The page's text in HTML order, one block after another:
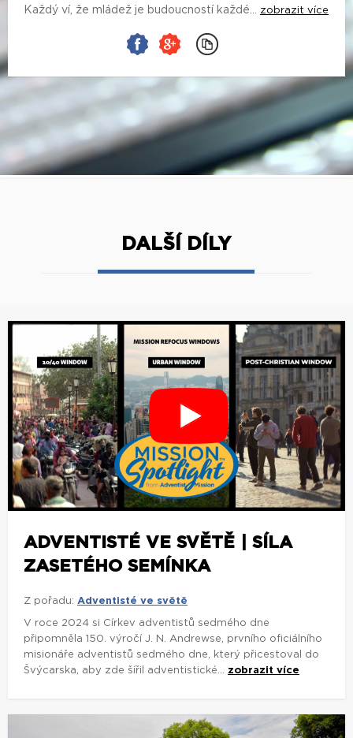
Každý ví, že mládež je budoucností každé... zobrazit více
DALŠÍ DÍLY
ADVENTISTÉ VE SVĚTĚ | SÍLA
ZASETÉHO SEMÍNKA
Z pořadu: Adventisté ve světě
V roce 2024 si Církev adventistů sedmého dne
připomněla 150. výročí J. N. Andrewse, prvního oficiálního
misionáře adventistů sedmého dne, který přicestoval do
Švýcarska, aby zde šířil adventistické... zobrazit více